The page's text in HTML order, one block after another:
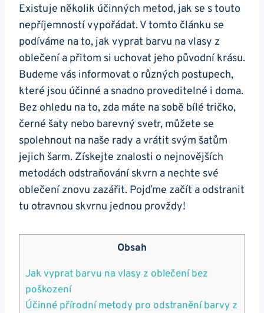
Existuje několik účinných metod, jak se s touto
nepříjemností vypořádat. V tomto článku se
podíváme na to, jak vyprat barvu na vlasy z
oblečení a přitom si uchovat jeho původní krásu.
Budeme vás informovat o různých postupech,
které jsou účinné a snadno proveditelné i doma.
Bez ohledu na to, zda máte na sobě bílé tričko,
černé šaty nebo barevný svetr, můžete se
spolehnout na naše rady a vrátit svým šatům
jejich šarm. Získejte znalosti o nejnovějších
metodách odstraňování skvrn a nechte své
oblečení znovu zazářit. Pojďme začít a odstranit
tu otravnou skvrnu jednou provždy!
Obsah
Jak vyprat barvu na vlasy z oblečení bez
poškození
Účinné přírodní metody pro odstranění barvy z